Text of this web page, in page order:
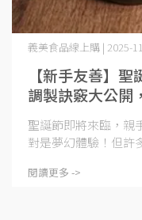
【新手友善】
調製訣竅大公開
義美食品線上購 | 2025-
聖誕節即將來臨，親
對是夢幻體驗！但
閱讀更多 ->